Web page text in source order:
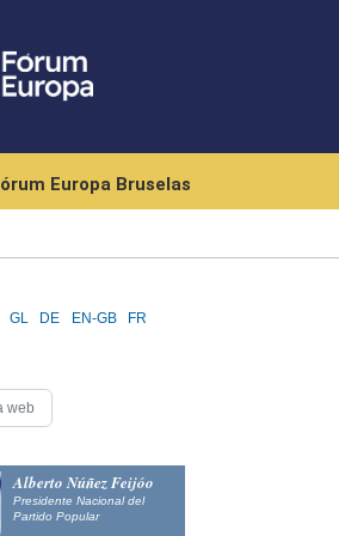
Europa Bruselas
GL DE EN-GB FR
Alberto Núñez Feijóo
Presidente Nacional del
Partido Popular